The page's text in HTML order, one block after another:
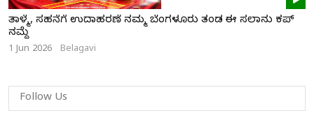
ತಾಳ್ಮೆ, ಸಹನೆಗೆ ಉದಾಹರಣೆ ನಮ್ಮ ಬೆಂಗಳೂರು ತಂಡ ಈ ಸಲಾನು ಕಪ್
ನಮ್ದೆ
1 Jun 2026 Belagavi
Follow Us